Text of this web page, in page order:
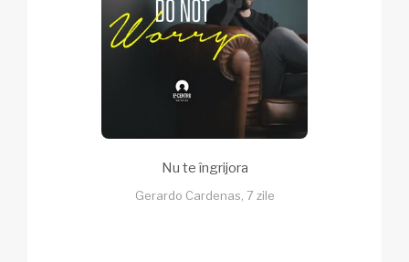
Nu te îngrijora
Gerardo Cardenas, 7 zile